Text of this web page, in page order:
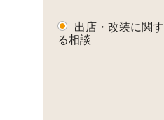
出店・改装に関す
る相談